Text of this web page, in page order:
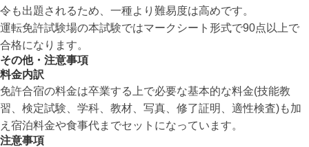
令も出題されるため、一種より難易度は高めです。
運転免許試験場の本試験ではマークシート形式で90点以上で
合格になります。
その他・注意事項
料金内訳
免許合宿の料金は卒業する上で必要な基本的な料金(技能教
習、検定試験、学科、教材、写真、修了証明、適性検査)も加
え宿泊料金や食事代までセットになっています。
注意事項